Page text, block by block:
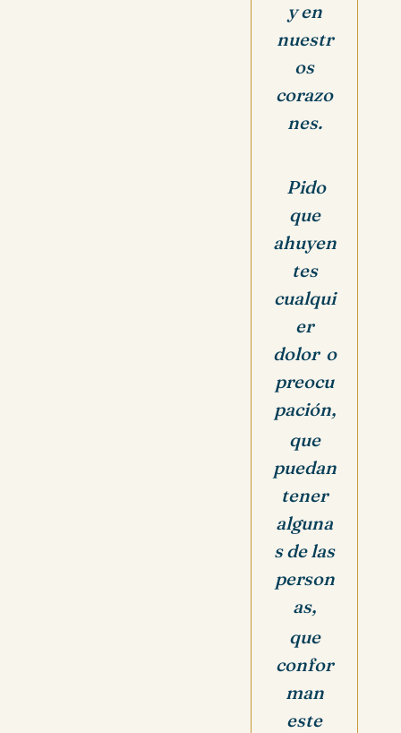
y en
nuestr
os
corazo
nes.
Pido
que
ahuyen
tes
cualqui
er
dolor o
preocu
pación,
que
puedan
tener
alguna
s de las
person
as,
que
confor
man
este